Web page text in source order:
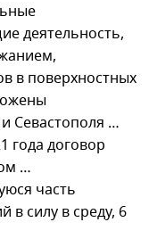
деятельность,
в поверхностных
Севастополя …
года договор
…
часть
в силу в среду, 6